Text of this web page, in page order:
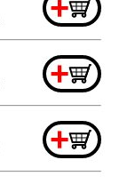
+
+
+